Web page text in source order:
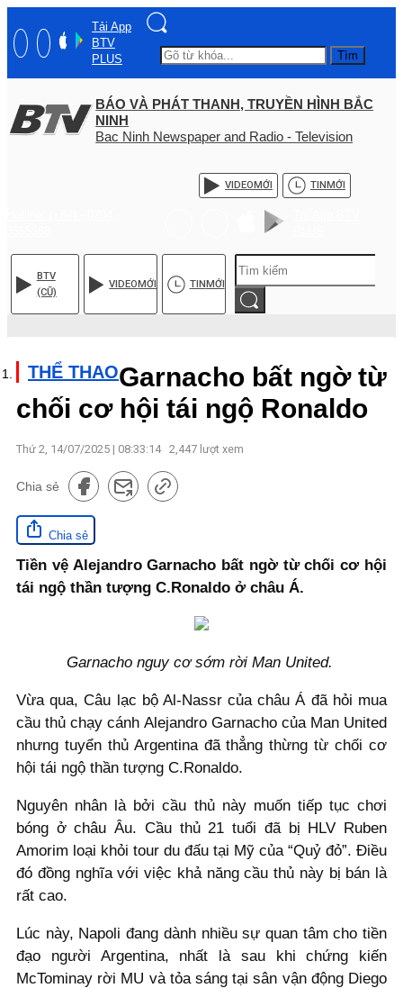
Tải App
BTV
PLUS
Tìm
BÁO VÀ PHÁT THANH, TRUYỀN HÌNH BẮC
NINH
Bac Ninh Newspaper and Radio - Television
VIDEOMỚI TINMỚI
BTV
(CŨ)
VIDEOMỚI TINMỚI
THỂ THAOGarnacho bất ngờ từ
chối cơ hội tái ngộ Ronaldo
Thứ 2, 14/07/2025 | 08:33:14 2,447 lượt xem
Chia sẻ
Chia sẻ
Tiền vệ Alejandro Garnacho bất ngờ từ chối cơ hội
tái ngộ thần tượng C.Ronaldo ở châu Á.
Garnacho nguy cơ sớm rời Man United.
Vừa qua, Câu lạc bộ Al-Nassr của châu Á đã hỏi mua
cầu thủ chạy cánh Alejandro Garnacho của Man United
nhưng tuyển thủ Argentina đã thẳng thừng từ chối cơ
hội tái ngộ thần tượng C.Ronaldo.
Nguyên nhân là bởi cầu thủ này muốn tiếp tục chơi
bóng ở châu Âu. Cầu thủ 21 tuổi đã bị HLV Ruben
Amorim loại khỏi tour du đấu tại Mỹ của “Quỷ đỏ”. Điều
đó đồng nghĩa với việc khả năng cầu thủ này bị bán là
rất cao.
Lúc này, Napoli đang dành nhiều sự quan tâm cho tiền
đạo người Argentina, nhất là sau khi chứng kiến
McTominay rời MU và tỏa sáng tại sân vận động Diego